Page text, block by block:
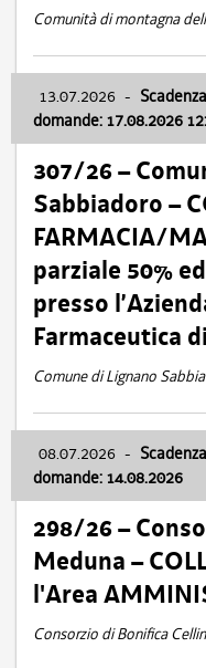
Comunità di montagna
13.07.2026 -
domande: 17.08.2026
307/26 –
Sabbiadoro –
FARMACIA/
parziale 50%
presso
Farmaceutica
Comune di Lignano
08.07.2026 -
domande: 14.08.2026
298/26 –
Meduna –
l'Area
Consorzio di Bonifica